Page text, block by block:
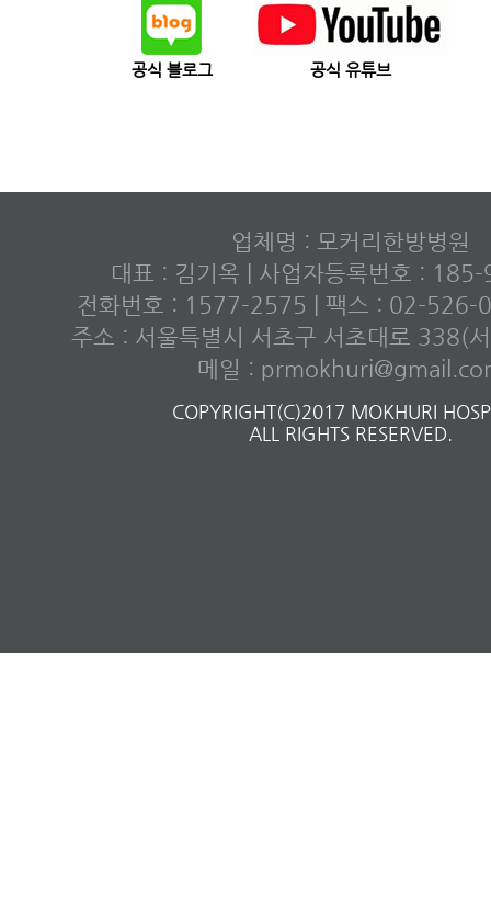
공식 블로그 공식 유튜브
업체명 : 모커리한방병원
대표 : 김기옥 | 사업자등록번호 :
전화번호 : 1577-2575 | 팩스 : 02-526-
주소 : 서울특별시 서초구 서초대로 338(
메일 :
COPYRIGHT(C)2017 MOKHURI
ALL RIGHTS RESERVED.